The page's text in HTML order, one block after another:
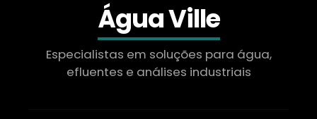
Água Ville
Especialistas em soluções para água,
efluentes e análises industriais